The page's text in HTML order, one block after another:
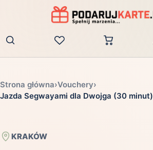
Strona główna›Vouchery›
Jazda Segwayami dla Dwojga (30 minut)
KRAKÓW